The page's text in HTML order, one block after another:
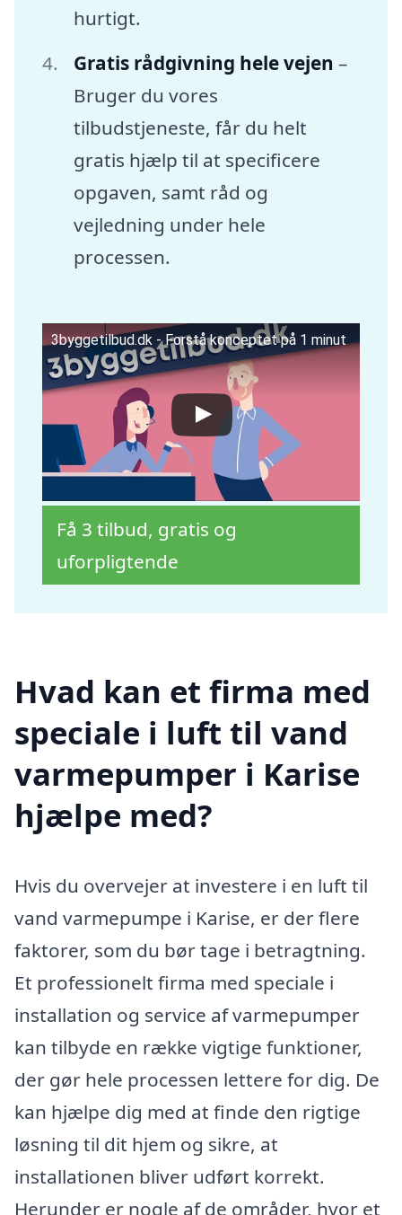
hurtigt.
Gratis rådgivning hele vejen –
Bruger du vores
tilbudstjeneste, får du helt
gratis hjælp til at specificere
opgaven, samt råd og
vejledning under hele
processen.
3byggetilbud.dk - Forstå konceptet på 1 minut
Få 3 tilbud, gratis og
uforpligtende
Hvad kan et firma med
speciale i luft til vand
varmepumper i Karise
hjælpe med?
Hvis du overvejer at investere i en luft til
vand varmepumpe i Karise, er der flere
faktorer, som du bør tage i betragtning.
Et professionelt firma med speciale i
installation og service af varmepumper
kan tilbyde en række vigtige funktioner,
der gør hele processen lettere for dig. De
kan hjælpe dig med at finde den rigtige
løsning til dit hjem og sikre, at
installationen bliver udført korrekt.
Herunder er nogle af de områder, hvor et